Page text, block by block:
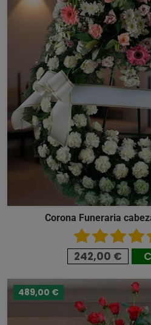
Corona Funeraria
242,00 €
489,00 €